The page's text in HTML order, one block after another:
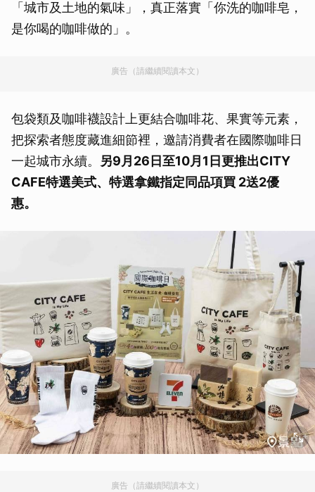
「城市及土地的氣味」，真正落實「你洗的咖啡皂，
是你喝的咖啡做的」。
廣告（請繼續閱讀本文）
包袋類及咖啡襪設計上更結合咖啡花、果實等元素，
把探索者態度藏進細節裡，邀請消費者在國際咖啡日
一起城市永續。 另9月26日至10月1日更推出CITY
CAFE特選美式、特選拿鐵指定同品項買 2送2優
惠。
廣告（請繼續閱讀本文）